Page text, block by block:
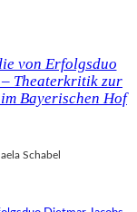
von Erfolgsduo
Theaterkritik zur
Bayerischen Hof
Schabel